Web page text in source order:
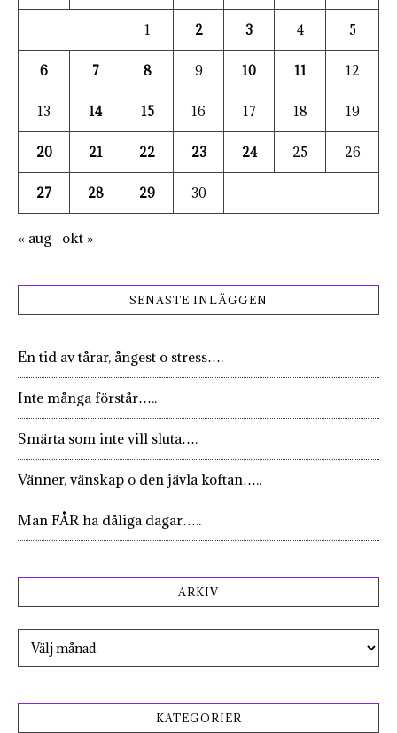
1 2 3 4 5
6 7 8 9 10 11 12
13 14 15 16 17 18 19
20 21 22 23 24 25 26
27 28 29 30
« aug okt »
SENASTE INLÄGGEN
En tid av tårar, ångest o stress….
Inte många förstår…..
Smärta som inte vill sluta….
Vänner, vänskap o den jävla koftan…..
Man FÅR ha dåliga dagar…..
ARKIV
Arkiv
KATEGORIER